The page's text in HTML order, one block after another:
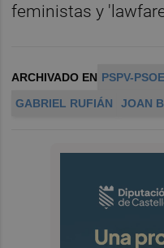
feministas y
ARCHIVADO EN PSPV-PSOE
GABRIEL RUFIÁN
JOAN